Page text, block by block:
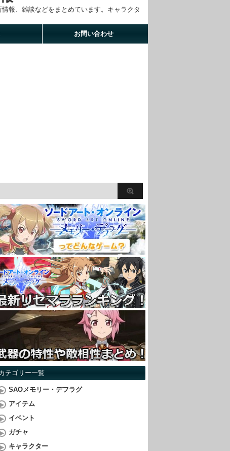
報、雑談などをまとめています。キャラクタ
お問い合わせ
テゴリー一覧
SAOメモリー・デフラグ
アイテム
イベント
ガチャ
キャラクター